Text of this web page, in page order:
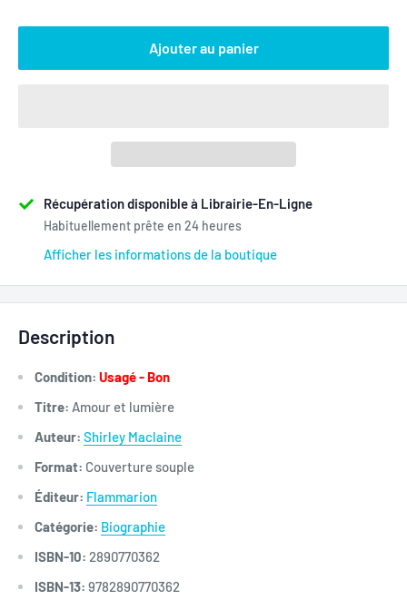
Ajouter au panier
Récupération disponible à Librairie-En-Ligne
Habituellement prête en 24 heures
Afficher les informations de la boutique
Description
Condition: Usagé - Bon
Titre: Amour et lumière
Auteur: Shirley Maclaine
Format: Couverture souple
Éditeur: Flammarion
Catégorie: Biographie
ISBN-10: 2890770362
ISBN-13: 9782890770362